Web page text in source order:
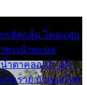
กกลัดกลุ้ม โดนแฟน
พะเน้าพะนอ
ำตาคลอเบ้า เฝ้า
ระรวย บัวทองโศก